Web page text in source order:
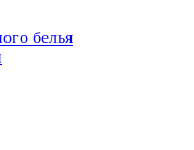
белья